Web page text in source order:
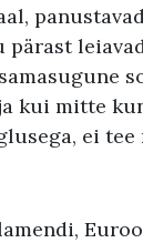
kui mitte
ei